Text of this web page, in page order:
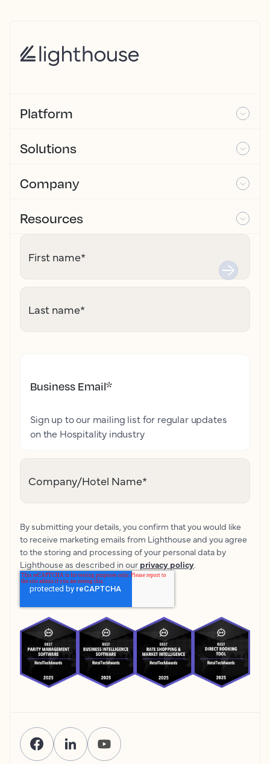
Platform
Solutions
Company
Resources
First name*
Last name*
Business Email*
Sign up to our mailing list for regular updates
on the Hospitality industry
Company/Hotel Name*
By submitting your details, you confirm that you would like
to receive marketing emails from Lighthouse and you agree
to the storing and processing of your personal data by
Lighthouse as described in our privacy policy.